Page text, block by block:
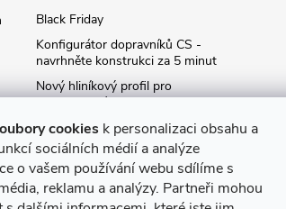
cookies k personalizaci obsahu a
sociálních médií a analýze
o vašem používání webu sdílíme s
reklamu a analýzy. Partneři mohou
Black Friday
Konfigurátor dopravníků CS -
navrhněte konstrukci za 5 minut
Nový hliníkový profil pro
fotovoltaické panely - kvalita za
Moje označení objednávky
Rozšíření produktové série
stojanů SP